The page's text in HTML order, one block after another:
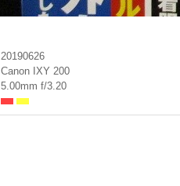
20190626
Canon IXY 200
5.00mm f/3.20